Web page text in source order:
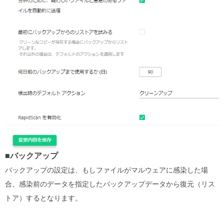
■バックアップ
バックアップの設定は、もしファイルがマルウェアに感染した場
合、感染前のデータを指定したバックアップデータから復元（リス
トア）するとなります。